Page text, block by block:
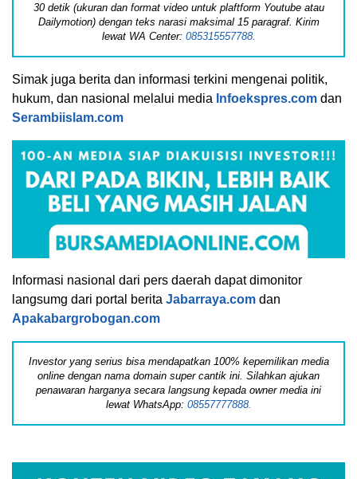
30 detik (ukuran dan format video untuk plaftform Youtube atau
Dailymotion) dengan teks narasi maksimal 15 paragraf. Kirim
lewat WA Center: 085315557788.
Simak juga berita dan informasi terkini mengenai politik,
hukum, dan nasional melalui media Infoekspres.com dan
Serambiislam.com
Informasi nasional dari pers daerah dapat dimonitor
langsumg dari portal berita Jabarraya.com dan
Apakabargrobogan.com
Investor yang serius bisa mendapatkan 100% kepemilikan media
online dengan nama domain super cantik ini. Silahkan ajukan
penawaran harganya secara langsung kepada owner media ini
lewat WhatsApp: 08557777888.